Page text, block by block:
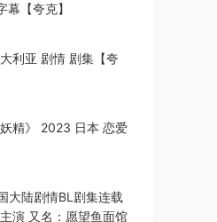
【夸克】
利亚 剧情 剧集【夸
妖精》 2023 日本 恋爱
大陆剧情BL剧集连载
演 又名：愿望鱼面馆